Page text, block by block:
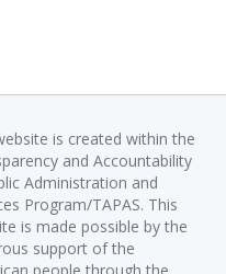
is created within the
and Accountability
Administration and
Program/TAPAS. This
is made possible by the
support of the